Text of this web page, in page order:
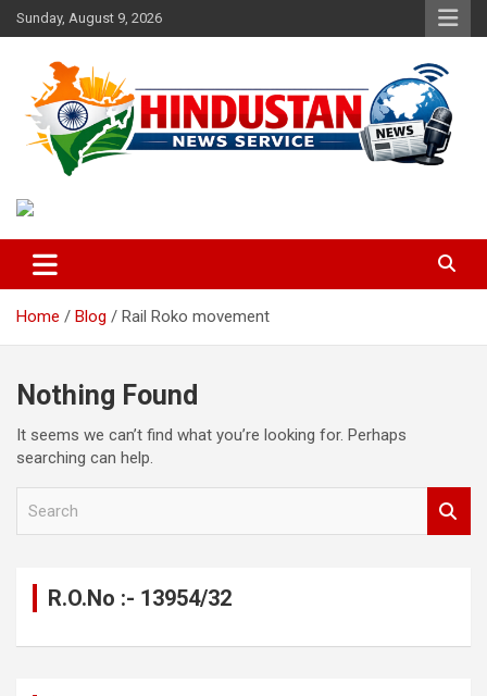
Skip
to
Sunday, August 9, 2026
Hindustan News Service
Home Blog Rail Roko movement
Nothing Found
It seems we can’t find what you’re looking for. Perhaps
searching can help.
R.O.No :- 13954/32